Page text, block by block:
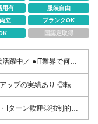
用有
服装自由
立
ブランクOK
国認定取得
躍中／ ●IT業界で何か
●学歴不問 ※ブランクも
などを経て仕事に復帰
プで、憧れのブラン
」 ★「残業少なめの環
ップの実績あり ◎転職
ットを飼い始めた」「趣
て人も♪ ◎平均年収595
Iターン歓迎◎強制的な
の希望を100%尊重！